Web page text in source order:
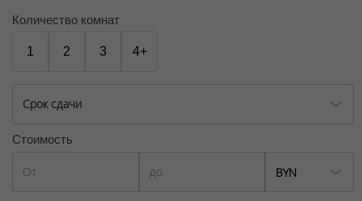
Количество комнат
1 2 3 4+
Срок сдачи
Стоимость
BYN